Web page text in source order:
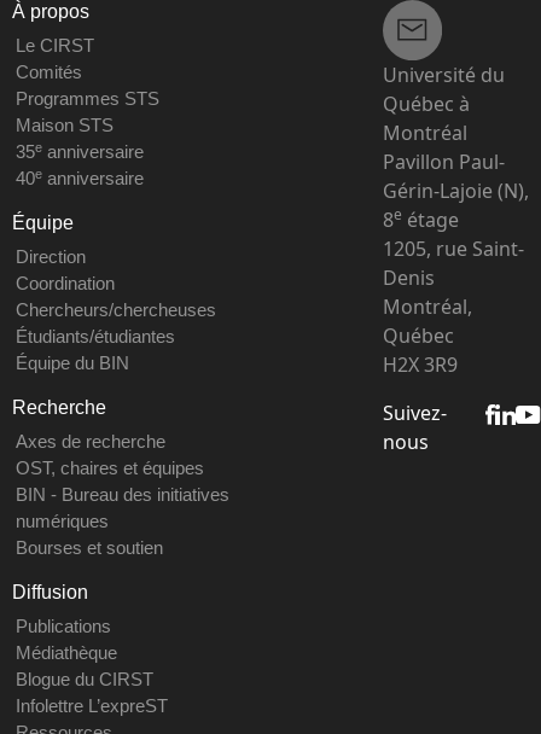
À propos
Le CIRST
Comités
Programmes STS
Maison STS
35eanniversaire
40eanniversaire
Équipe
Direction
Coordination
Chercheurs/chercheuses
Étudiants/étudiantes
Équipe du BIN
Recherche
Axes de recherche
OST, chaires et équipes
BIN - Bureau des initiatives
numériques
Bourses et soutien
Diffusion
Publications
Médiathèque
Blogue du CIRST
Infolettre L’expreST
Université du
Québec à
Montréal
Pavillon Paul-
Gérin-Lajoie (N),
8e étage
1205, rue Saint-
Denis
Montréal,
Québec
H2X 3R9
Suivez-
nous